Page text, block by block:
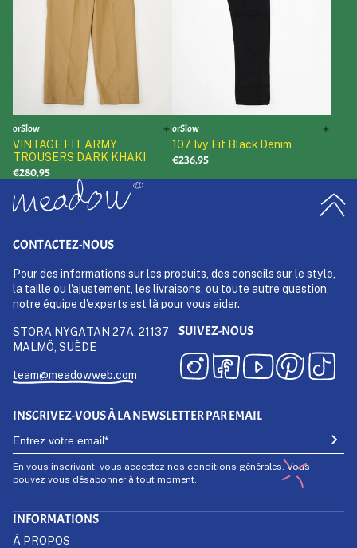
orSlow
VINTAGE FIT ARMY
TROUSERS DARK KHAKI
€280,95
orSlow
107 Ivy Fit Black Denim
€236,95
CONTACTEZ-NOUS
Pour des informations sur les produits, des conseils sur le style,
la taille ou l'ajustement, les livraisons, ou toute autre question,
notre équipe d'experts est là pour vous aider.
STORA NYGATAN 27A, 21137
MALMÖ, SUÈDE
team@meadowweb.com
SUIVEZ-NOUS
INSCRIVEZ-VOUS À LA NEWSLETTER PAR EMAIL
En vous inscrivant, vous acceptez nos conditions générales. Vous
pouvez vous désabonner à tout moment.
INFORMATIONS
À PROPOS